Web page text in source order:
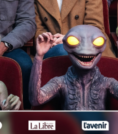
belge!
2 jours ago